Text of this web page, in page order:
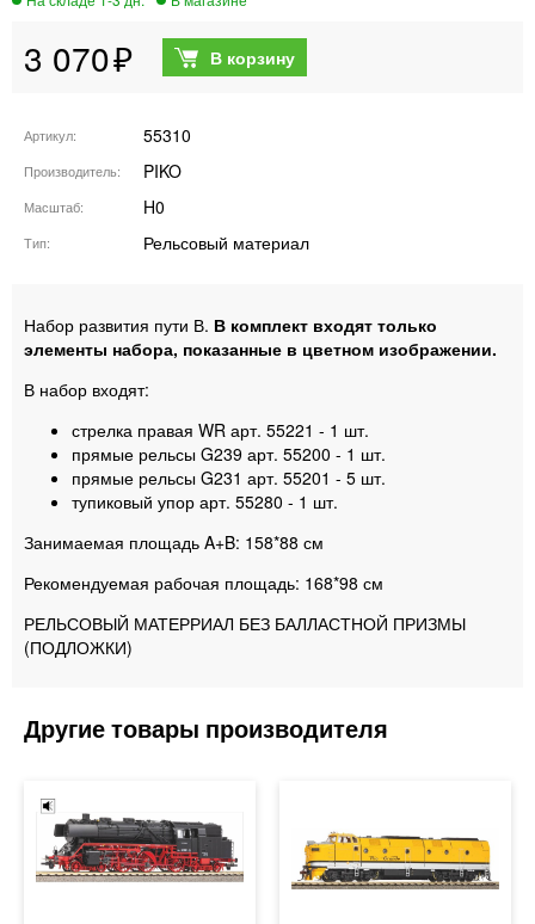
3 070
Артикул 55310
Производитель PIKO
Масштаб H0
Тип Рельсовый материал
Набор развития пути В. В комплект входят только
элементы набора, показанные в цветном изображении.
В набор входят:
стрелка правая WR арт. 55221 - 1 шт.
прямые рельсы G239 арт. 55200 - 1 шт.
прямые рельсы G231 арт. 55201 - 5 шт.
тупиковый упор арт. 55280 - 1 шт.
Занимаемая площадь A+B: 158*88 см
Рекомендуемая рабочая площадь: 168*98 см
РЕЛЬСОВЫЙ МАТЕРРИАЛ БЕЗ БАЛЛАСТНОЙ ПРИЗМЫ
(ПОДЛОЖКИ)